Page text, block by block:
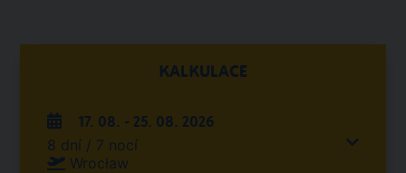
KALKULACE
17. 08. - 25. 08. 2026
8 dní / 7 nocí
Wrocław